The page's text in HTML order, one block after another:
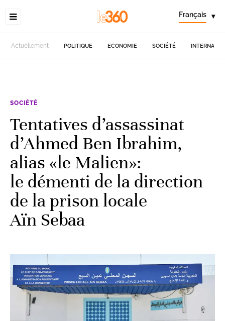
Français ▾
Actuellement POLITIQUE ECONOMIE SOCIÉTÉ
SOCIÉTÉ
Tentatives d’assassinat
d’Ahmed Ben Ibrahim,
alias «le Malien»:
le démenti de la direction
de la prison locale
Aïn Sebaa